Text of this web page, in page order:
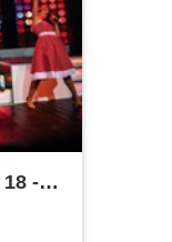
-